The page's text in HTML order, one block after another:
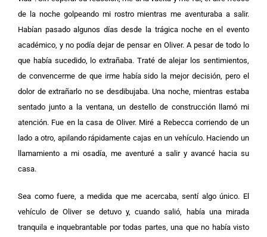
de la noche golpeando mi rostro mientras me aventuraba a salir.
Habían pasado algunos días desde la trágica noche en el evento
académico, y no podía dejar de pensar en Oliver. A pesar de todo lo
que había sucedido, lo extrañaba. Traté de alejar los sentimientos,
de convencerme de que irme había sido la mejor decisión, pero el
dolor de extrañarlo no se desdibujaba. Una noche, mientras estaba
sentado junto a la ventana, un destello de construcción llamó mi
atención. Fue en la casa de Oliver. Miré a Rebecca corriendo de un
lado a otro, apilando rápidamente cajas en un vehículo. Haciendo un
llamamiento a mi osadía, me aventuré a salir y avancé hacia su
casa.
Sea como fuere, a medida que me acercaba, sentí algo único. El
vehículo de Oliver se detuvo y, cuando salió, había una mirada
tranquila e inquebrantable por todas partes, una que no había visto